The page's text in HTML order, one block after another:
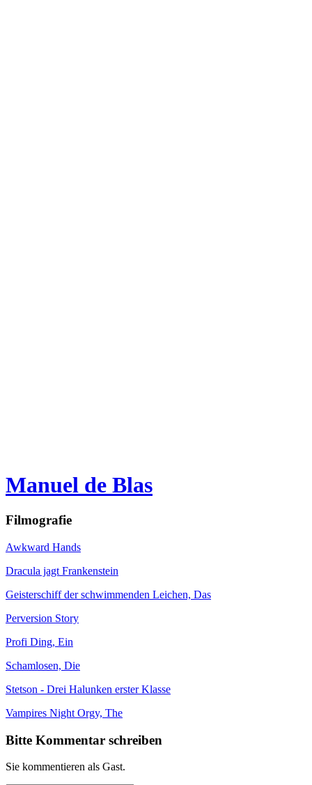
Manuel de Blas
Filmografie
Awkward Hands
Dracula jagt Frankenstein
Geisterschiff der schwimmenden Leichen, Das
Perversion Story
Profi Ding, Ein
Schamlosen, Die
Stetson - Drei Halunken erster Klasse
Vampires Night Orgy, The
Bitte Kommentar schreiben
Sie kommentieren als Gast.